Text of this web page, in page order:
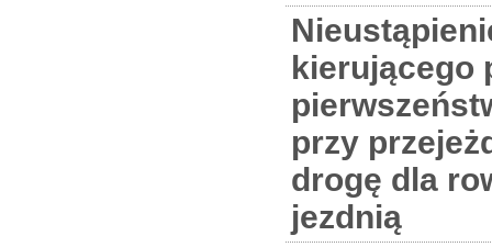
kierującego
przy
drogę dla
jezdnią